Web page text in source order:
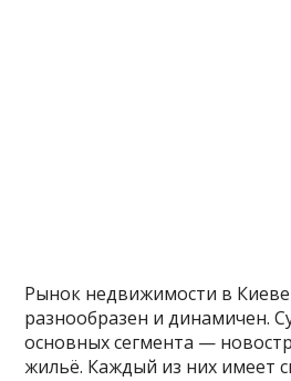
Рынок недвижимости в
разнообразен и динамичен.
основных сегмента —
жильё. Каждый из них имеет